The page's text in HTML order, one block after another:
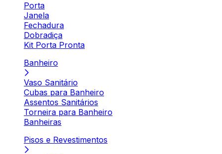
Porta
Janela
Fechadura
Dobradiça
Kit Porta Pronta
Banheiro
Vaso Sanitário
Cubas para Banheiro
Assentos Sanitários
Torneira para Banheiro
Banheiras
Pisos e Revestimentos